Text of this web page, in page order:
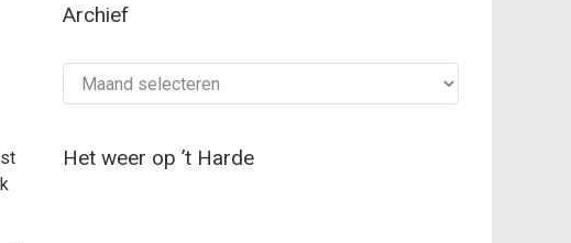
Archief
Het weer op ’t Harde